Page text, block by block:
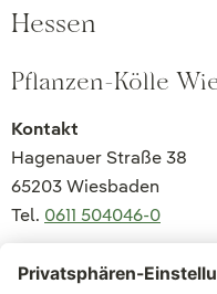
Hessen
Pflanzen-Kölle
Kontakt
Hagenauer Straße 38
65203 Wiesbaden
Tel. 0611 504046-0
Öffnungszeiten